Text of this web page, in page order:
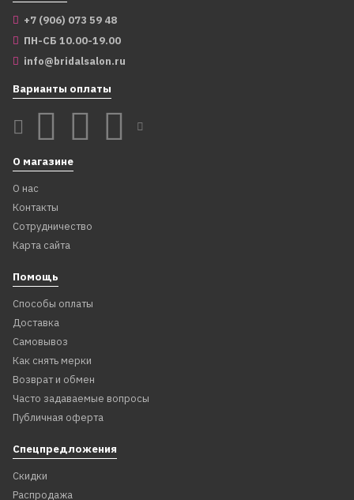
+7 (906) 073 59 48
ПН-СБ 10.00-19.00
info@bridalsalon.ru
Варианты оплаты
О магазине
О нас
Контакты
Сотрудничество
Карта сайта
Помощь
Способы оплаты
Доставка
Самовывоз
Как снять мерки
Возврат и обмен
Часто задаваемые вопросы
Публичная оферта
Спецпредложения
Скидки
Распродажа